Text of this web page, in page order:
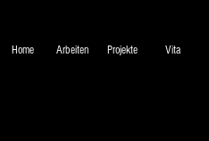
Home Arbeiten Projekte Vita